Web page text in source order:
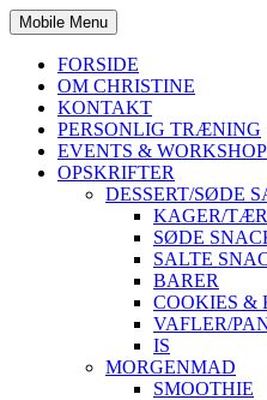
Mobile Menu
FORSIDE
OM CHRISTINE
KONTAKT
PERSONLIG TRÆNING
EVENTS &
OPSKRIFTER
DESSERT/SØDE
KAGER/
SØDE
SALTE
BARER
COOKIES &
VAFLER/
IS
MORGENMAD
SMOOTHIE